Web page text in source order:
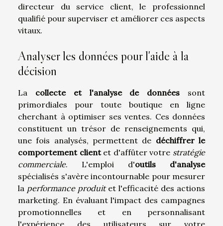
directeur du service client, le professionnel
qualifié pour superviser et améliorer ces aspects
vitaux.
Analyser les données pour l'aide à la
décision
La collecte et l'analyse de données sont
primordiales pour toute boutique en ligne
cherchant à optimiser ses ventes. Ces données
constituent un trésor de renseignements qui,
une fois analysés, permettent de déchiffrer le
comportement clientet d'affûter votre stratégie
commerciale. L'emploi d'outils d'analyse
spécialisés s'avère incontournable pour mesurer
la performance produitet l'efficacité des actions
marketing. En évaluant l'impact des campagnes
promotionnelles et en personnalisant
l'expérience des utilisateurs sur votre